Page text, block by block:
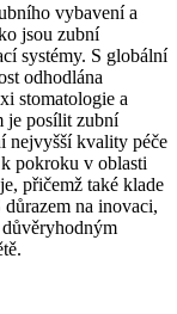
vybavení a
jsou zubní
systémy. S globální
odhodlána
stomatologie a
je posílit zubní
nejvyšší kvality péče
pokroku v oblasti
přičemž také klade
na inovaci,